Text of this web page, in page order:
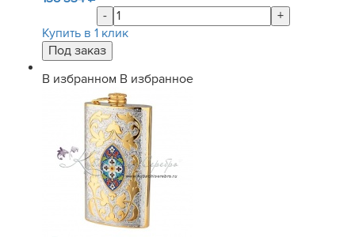
-
+
Купить в 1 клик
В избранном В избранное